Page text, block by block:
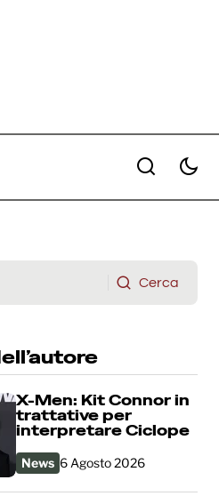
Cerca
X-Men: Kit Connor in
trattative per
interpretare Ciclope
News 6 Agosto 2026